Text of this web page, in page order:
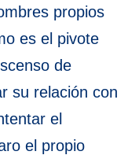
propios
es el pivote
de
su relación con
el
el propio